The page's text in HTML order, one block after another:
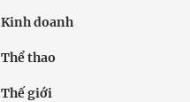
Kinh doanh
Thể thao
Thế giới